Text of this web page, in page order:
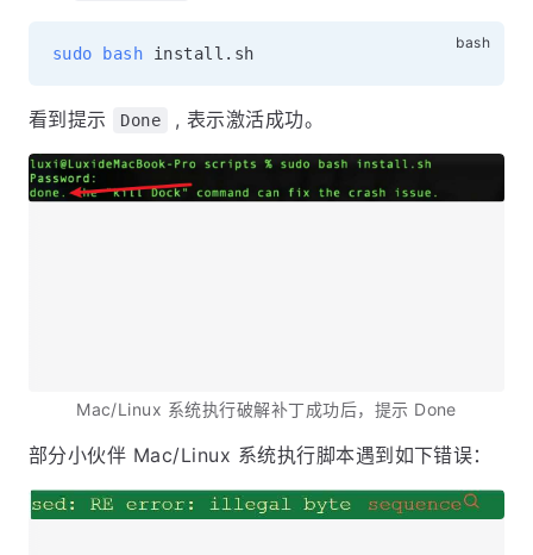
sudo bash
看到提示 Done , 表示激活成功。
Mac/Linux 系统执行破解补丁成功后，提示 Done
部分小伙伴 Mac/Linux 系统执行脚本遇到如下错误：